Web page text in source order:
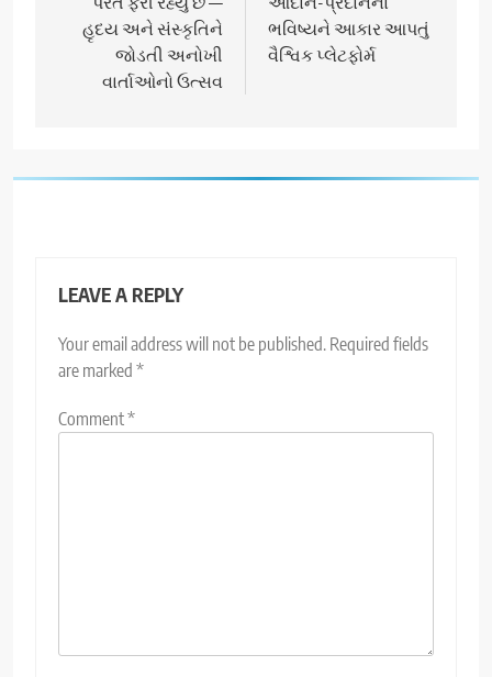
હૃદય અને સંસ્કૃતિને
જોડતી અનોખી
વાર્તાઓનો ઉત્સવ
ભવિષ્યને આકાર આપતું
વૈશ્વિક પ્લેટફોર્મ
LEAVE A REPLY
Your email address will not be published. Required fields
are marked *
Comment*